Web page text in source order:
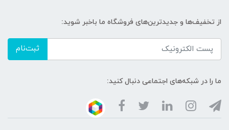
از تخفیف‌ها و جدیدترین‌های فروشگاه ما باخبر شوید:
ثبت‌نام
ما را در شبکه‌های اجتماعی دنبال کنید: